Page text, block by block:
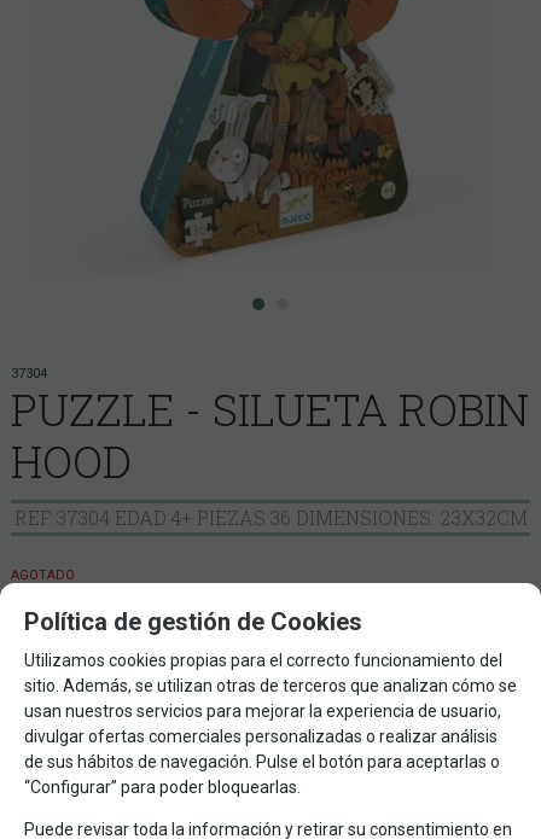
37304
PUZZLE - SILUETA ROBIN
HOOD
REF:37304 EDAD:4+ PIEZAS:36 DIMENSIONES: 23X32CM
AGOTADO
21.00%IVA incluido
4+ 36
FAMILIAS RELACIONADAS
PUZZLES POR MARCAS
PUZZLES INFANTILES DJECO
Política de gestión de Cookies
Utilizamos cookies propias para el correcto funcionamiento del
sitio. Además, se utilizan otras de terceros que analizan cómo se
usan nuestros servicios para mejorar la experiencia de usuario,
divulgar ofertas comerciales personalizadas o realizar análisis
de sus hábitos de navegación. Pulse el botón para aceptarlas o
“Configurar” para poder bloquearlas.
Puede revisar toda la información y retirar su consentimiento en